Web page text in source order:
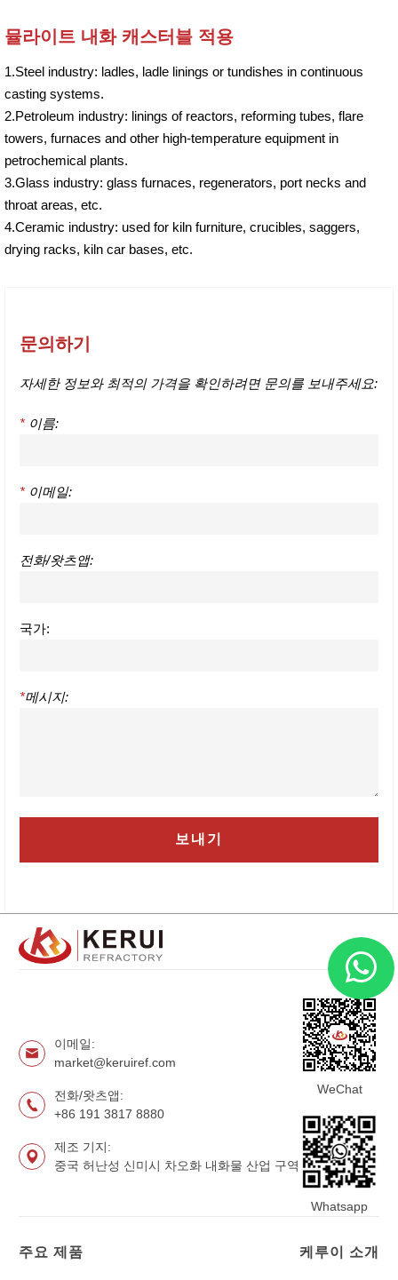
뮬라이트 내화 캐스터블 적용
1.Steel industry: ladles, ladle linings or tundishes in continuous
casting systems.
2.Petroleum industry: linings of reactors, reforming tubes, flare
towers, furnaces and other high-temperature equipment in
petrochemical plants.
3.Glass industry: glass furnaces, regenerators, port necks and
throat areas, etc.
4.Ceramic industry: used for kiln furniture, crucibles, saggers,
drying racks, kiln car bases, etc.
문의하기
자세한 정보와 최적의 가격을 확인하려면 문의를 보내주세요:
* 이름:
* 이메일:
전화/왓츠앱:
국가:
*메시지:
이메일:
market@keruiref.com
전화/왓츠앱:
+86 191 3817 8880
제조 기지:
중국 허난성 신미시 차오화 내화물 산업 구역
WeChat
Whatsapp
주요 제품 케루이 소개